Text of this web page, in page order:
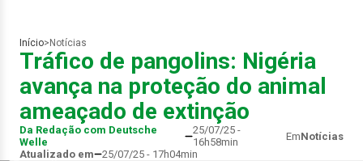
Início> Notícias
Tráfico de pangolins: Nigéria
avança na proteção do animal
ameaçado de extinção
Da Redação com Deutsche
Welle
25/07/25 -
16h58min
EmNotícias
Atualizado em
25/07/25 - 17h04min